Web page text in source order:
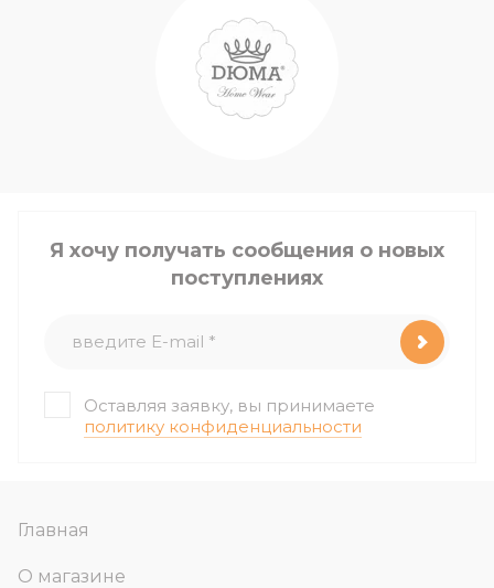
Главная
О магазине
Я хочу получать сообщения о новых
поступлениях
Оставляя заявку, вы принимаете
политику конфиденциальности